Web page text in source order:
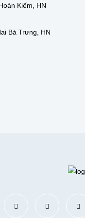
Kiếm, HN
Bà Trưng, HN